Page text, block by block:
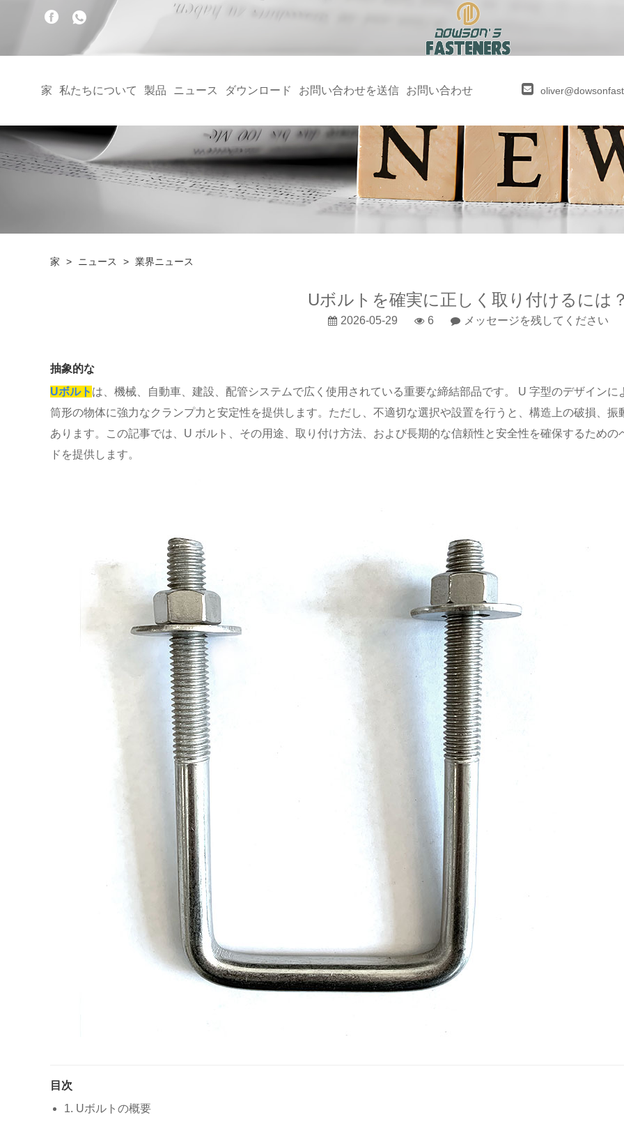
家 私たちについて 製品 ニュース ダウンロード お問い合わせを送信 お問い合わせ
家 > ニュース > 業界ニュース
Uボルトを確実に正しく取り付けるには
2026-05-29 6 メッセージを残してください
抽象的な
Uボルト は、機械、自動車、建設、配管システムで広く使用されている重要な締結部品です。 U 字型のデザイン
筒形の物体に強力なクランプ力と安定性を提供します。ただし、不適切な選択や設置を行うと、構造上の破損、
あります。この記事では、U ボルト、その用途、取り付け方法、および長期的な信頼性と安全性を確保するため
ドを提供します。
目次
1. Uボルトの概要